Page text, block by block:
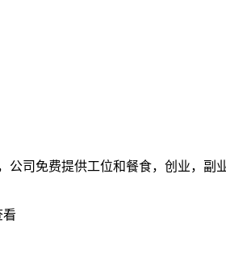
公司免费提供工位和餐食，创业，
看